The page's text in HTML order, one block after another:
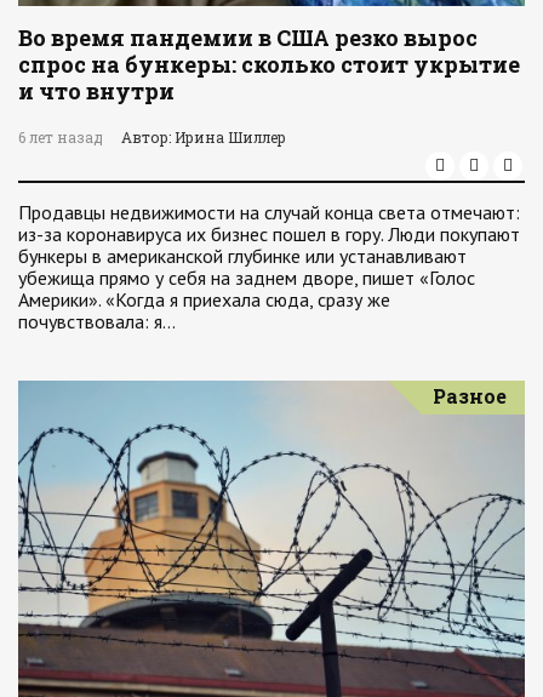
Во время пандемии в США резко вырос
спрос на бункеры: сколько стоит укрытие
и что внутри
6 лет назад Автор: Ирина Шиллер
Продавцы недвижимости на случай конца света отмечают:
из-за коронавируса их бизнес пошел в гору. Люди покупают
бункеры в американской глубинке или устанавливают
убежища прямо у себя на заднем дворе, пишет «Голос
Америки». «Когда я приехала сюда, сразу же
почувствовала: я…
Разное